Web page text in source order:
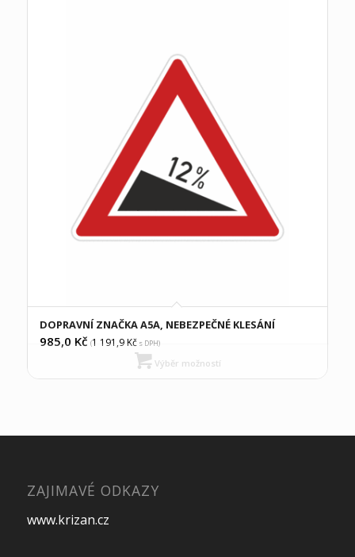
DOPRAVNÍ ZNAČKA A5A, NEBEZPEČNÉ KLESÁNÍ
985,0 Kč (1 191,9Kčs DPH)
Výběr možností
ZAJIMAVÉ ODKAZY
www.krizan.cz